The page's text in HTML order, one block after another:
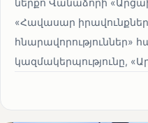
ներքո Վանաձորի
«Հավասար
հնարավորություններ»
կազմակերպությունը,